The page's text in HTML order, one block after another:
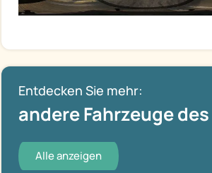
Entdecken Sie mehr:
andere Fahrzeuge
Alle anzeigen